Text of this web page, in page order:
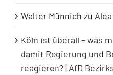
Walter Münnich zu
Köln ist überall – was
damit Regierung und
reagieren? | AfD